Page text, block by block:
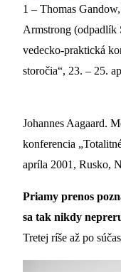
1 – Thomas
Armstrong (odpadlík
vedecko-praktická
storočia“, 23. – 25.
Johannes Aagaard.
konferencia
apríla 2001, Rusko,
Priamy prenos
sa tak nikdy
Tretej ríše až po